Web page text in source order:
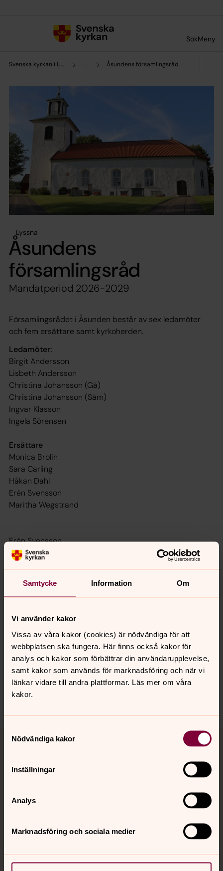
Samtycke Information Om
Vi använder kakor
Vissa av våra kakor (cookies) är nödvändiga för att
webbplatsen ska fungera. Här finns också kakor för
analys och kakor som förbättrar din användarupplevelse,
samt kakor som används för marknadsföring och när vi
länkar vidare till andra plattformar. Läs mer om våra
kakor.
Nödvändiga kakor
Inställningar
Analys
Marknadsföring och sociala medier
SökMeny
Svenska kyrkan i Ulricehamn ... Åsundens församlingsråd
Lyssna
Åsundens
församlingsråd
Mandatperiod 2026-2029
Församlingsrådet i Åsunden består av sex ledamöter
och fem ersättare samt kyrkoherden.
Ledamöter:
Birgit Andersson
Lisbeth Andersson
Christina Johansson (Gä)
Christina Johansson (Säm)
Ingvar Klasson
Ingela Sörensen
Ersättare
Monica Brolin
Sara Carling
Håkan Dahl
Erén Svensson
Maritha Wegstrand
Erén Svensson
Synpunkter eller frågor på sidans
innehåll?
ulricehamn.pastorat@svenskakyrkan.se
Dela
Hitta snabbt